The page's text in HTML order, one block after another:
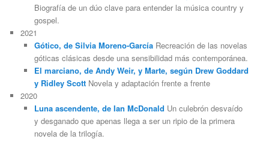
Biografía de un dúo clave para entender la música country y
gospel.
2021
Gótico, de Silvia Moreno-GarcíaRecreación de las novelas
góticas clásicas desde una sensibilidad más contemporánea.
El marciano, de Andy Weir, y Marte, según Drew Goddard
y Ridley ScottNovela y adaptación frente a frente
2020
Luna ascendente, de Ian McDonald Un culebrón desvaído
y desganado que apenas llega a ser un ripio de la primera
novela de la trilogía.